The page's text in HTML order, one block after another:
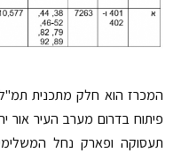
פיתוח בדרום מערב העיר אור
תעסוקה ופארק נחל